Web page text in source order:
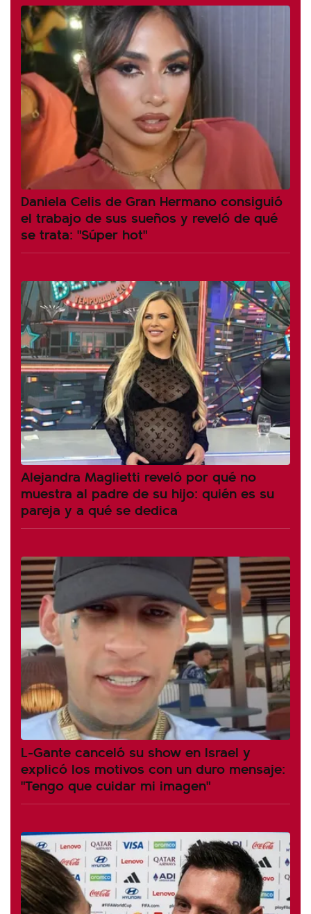
Daniela Celis de Gran Hermano consiguió
el trabajo de sus sueños y reveló de qué
se trata: "Súper hot"
Alejandra Maglietti reveló por qué no
muestra al padre de su hijo: quién es su
pareja y a qué se dedica
L-Gante canceló su show en Israel y
explicó los motivos con un duro mensaje:
"Tengo que cuidar mi imagen"